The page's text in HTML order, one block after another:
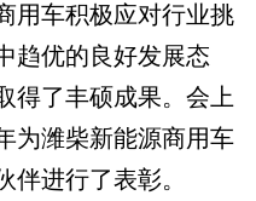
车积极应对行业挑
趋优的良好发展态
得了丰硕成果。会上
为潍柴新能源商用车
伴进行了表彰。